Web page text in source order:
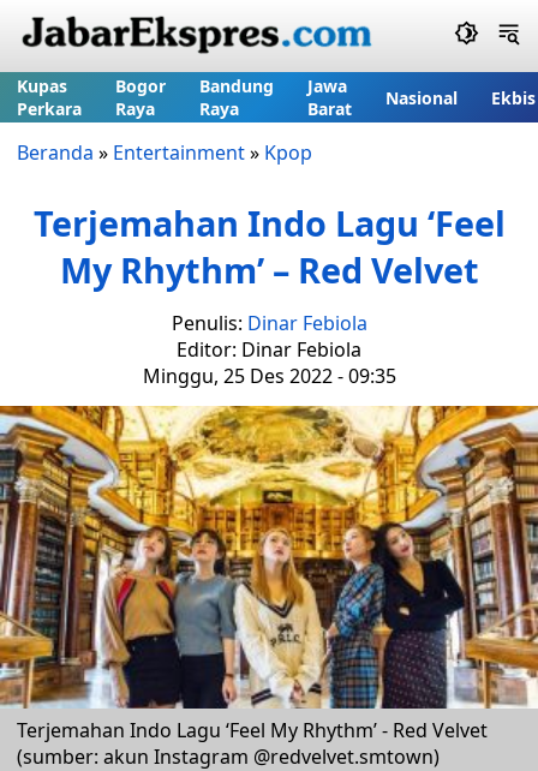
Kupas
Perkara
Bogor
Raya
Bandung
Raya
Jawa
Barat
Nasional Ekbis
Beranda » Entertainment» Kpop
Terjemahan Indo Lagu ‘Feel
My Rhythm’ – Red Velvet
Penulis: Dinar Febiola
Editor: Dinar Febiola
Minggu, 25 Des 2022 - 09:35
Terjemahan Indo Lagu ‘Feel My Rhythm’ - Red Velvet
(sumber: akun Instagram @redvelvet.smtown)